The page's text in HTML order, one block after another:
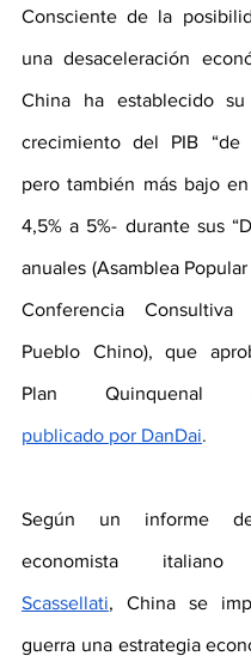
Consciente de la
una desaceleración
China ha establecido
crecimiento del PIB “de
pero también más bajo
4,5% a 5%- durante sus
anuales (Asamblea
Conferencia
Pueblo Chino), que
publicado por DanDai.
Según un informe
economista
Scassellati, China se
guerra una estrategia